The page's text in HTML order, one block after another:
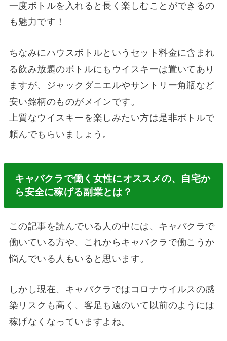
一度ボトルを入れると長く楽しむことができるの
も魅力です！
ちなみにハウスボトルというセット料金に含まれ
る飲み放題のボトルにもウイスキーは置いてあり
ますが、ジャックダニエルやサントリー角瓶など
安い銘柄のものがメインです。
上質なウイスキーを楽しみたい方は是非ボトルで
頼んでもらいましょう。
キャバクラで働く女性にオススメの、自宅か
ら安全に稼げる副業とは？
この記事を読んでいる人の中には、キャバクラで
働いている方や、これからキャバクラで働こうか
悩んでいる人もいると思います。
しかし現在、キャバクラではコロナウイルスの感
染リスクも高く、客足も遠のいて以前のようには
稼げなくなっていますよね。